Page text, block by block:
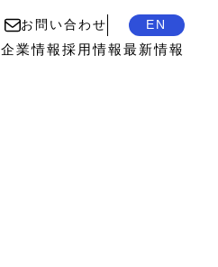
企業情報採用情報最新情報
お問い合わせ EN